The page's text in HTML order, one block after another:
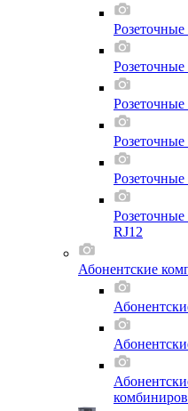
Розеточные
Розеточные
RJ12
Абонентские